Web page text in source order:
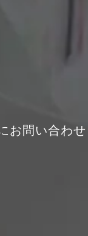
お問い合わせ